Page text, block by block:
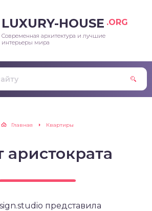
LUXURY-HOUSE .ORG
Современная архитектура и лучшие
интерьеры мира
Главная Квартиры
аристократа
представила